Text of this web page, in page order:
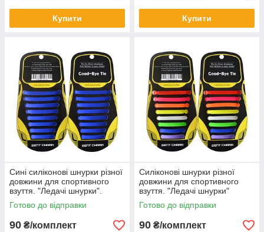
Купити Купити
Сині силіконові шнурки різної
довжини для спортивного
взуття. "Ледачі шнурки".
Гумові шнурки для кросівок
Готово до відправки
90 ₴/комплект
Силіконові шнурки різної
довжини для спортивного
взуття. "Ледачі шнурки"
.Цветние шнурки для
кросівок. Колір мікс
Готово до відправки
90 ₴/комплект